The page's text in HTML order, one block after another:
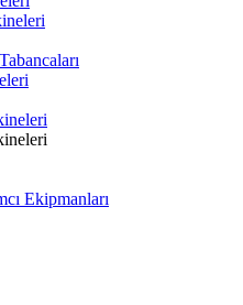
Ekipmanları